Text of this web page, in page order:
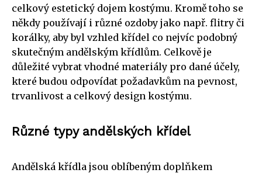
celkový estetický dojem kostýmu. Kromě toho se
někdy používají i různé ozdoby jako např. flitry či
korálky, aby byl vzhled křídel co nejvíc podobný
skutečným andělským křídlům. Celkově je
důležité vybrat vhodné materiály pro dané účely,
které budou odpovídat požadavkům na pevnost,
trvanlivost a celkový design kostýmu.
Různé typy andělských křídel
Andělská křídla jsou oblíbeným doplňkem